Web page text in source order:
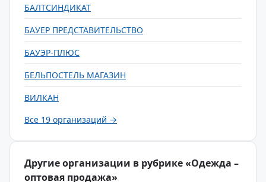
БАЛТСИНДИКАТ
БАУЕР ПРЕДСТАВИТЕЛЬСТВО
БАУЭР-ПЛЮС
БЕЛЬПОСТЕЛЬ МАГАЗИН
ВИЛКАН
Все 19 организаций →
Другие организации в рубрике «Одежда –
оптовая продажа»